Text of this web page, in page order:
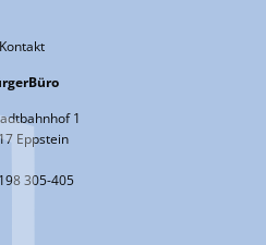
Kontakt
1
Eppstein
305-405